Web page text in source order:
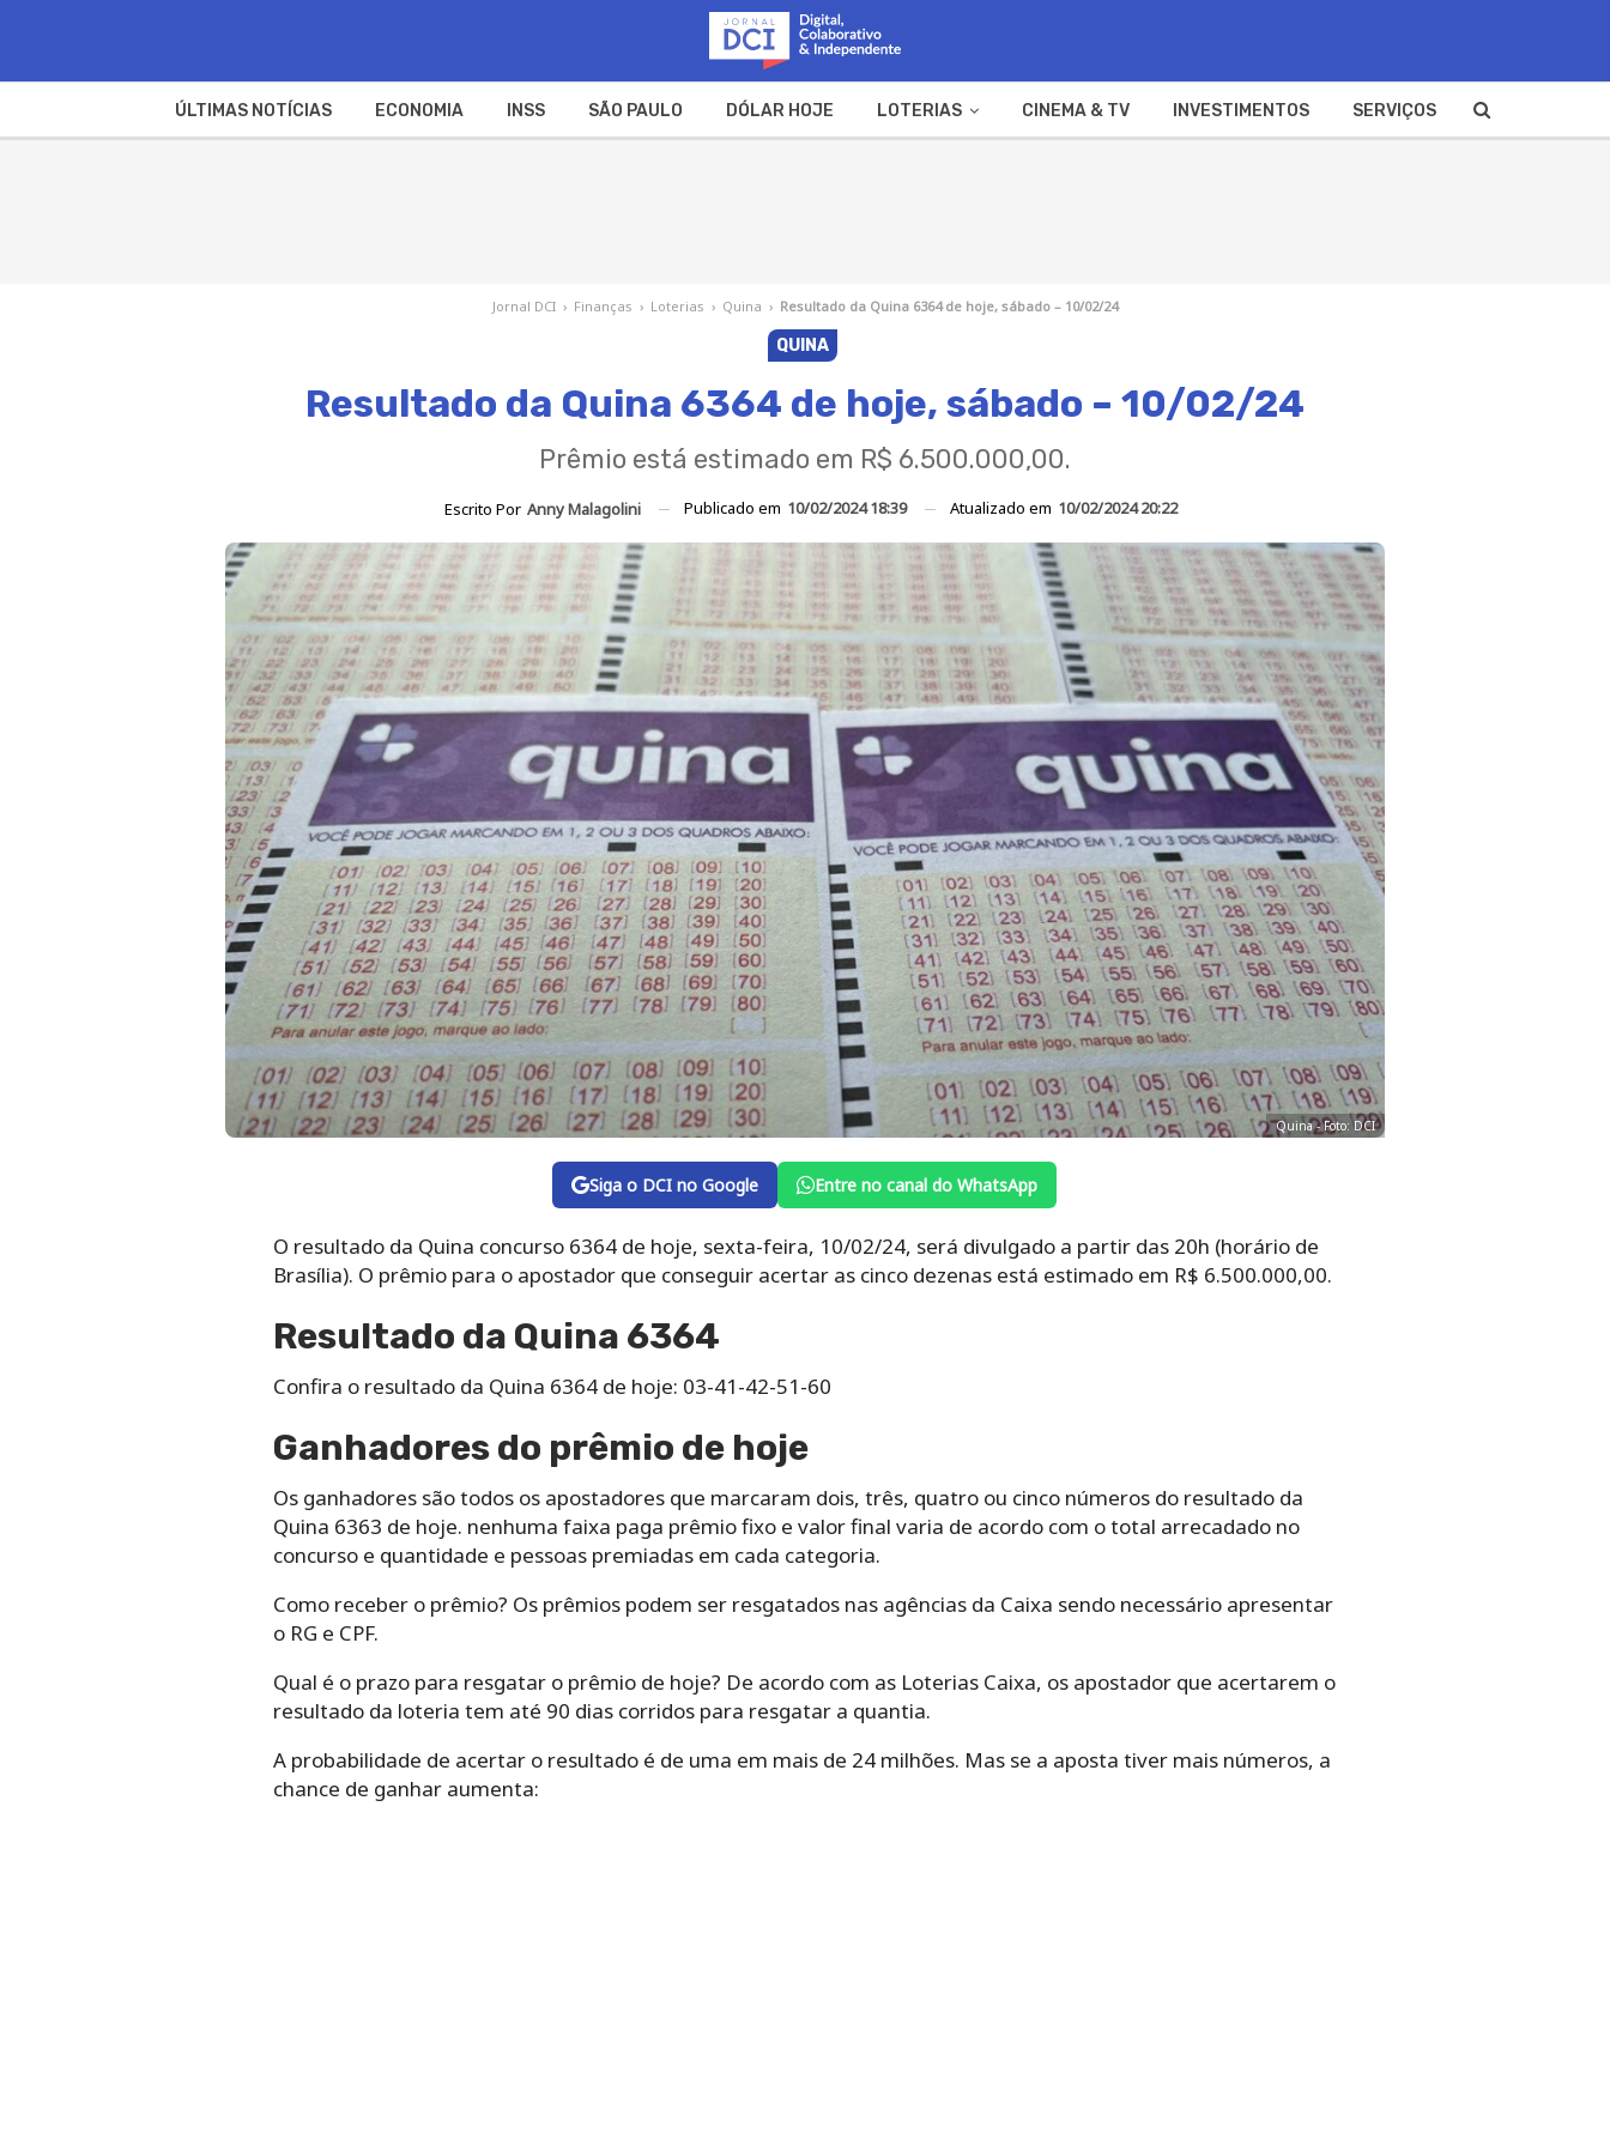
ÚLTIMAS NOTÍCIAS ECONOMIA INSS SÃO PAULO DÓLAR HOJE LOTERIAS CINEMA & TV INVESTIMENTOS SERVIÇOS
Jornal DCI › Finanças › Loterias › Quina › Resultado da Quina 6364 de hoje, sábado – 10/02/24
QUINA
Resultado da Quina 6364 de hoje, sábado – 10/02/24
Prêmio está estimado em R$ 6.500.000,00.
Escrito Por Anny Malagolini Publicado em 10/02/2024 18:39 Atualizado em 10/02/2024 20:22
Quina - Foto: DCI
Siga o DCI no Google Entre no canal do WhatsApp
O resultado da Quina concurso 6364 de hoje, sexta-feira, 10/02/24, será divulgado a partir das 20h (horário de
Brasília). O prêmio para o apostador que conseguir acertar as cinco dezenas está estimado em R$ 6.500.000,00.
Resultado da Quina 6364
Confira o resultado da Quina 6364 de hoje: 03-41-42-51-60
Ganhadores do prêmio de hoje
Os ganhadores são todos os apostadores que marcaram dois, três, quatro ou cinco números do resultado da
Quina 6363 de hoje. nenhuma faixa paga prêmio fixo e valor final varia de acordo com o total arrecadado no
concurso e quantidade e pessoas premiadas em cada categoria.
Como receber o prêmio? Os prêmios podem ser resgatados nas agências da Caixa sendo necessário apresentar
o RG e CPF.
Qual é o prazo para resgatar o prêmio de hoje? De acordo com as Loterias Caixa, os apostador que acertarem o
resultado da loteria tem até 90 dias corridos para resgatar a quantia.
A probabilidade de acertar o resultado é de uma em mais de 24 milhões. Mas se a aposta tiver mais números, a
chance de ganhar aumenta: